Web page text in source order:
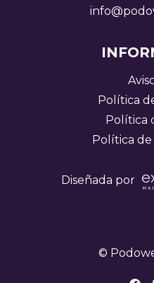
Política
Política
Política
Diseñada por
©